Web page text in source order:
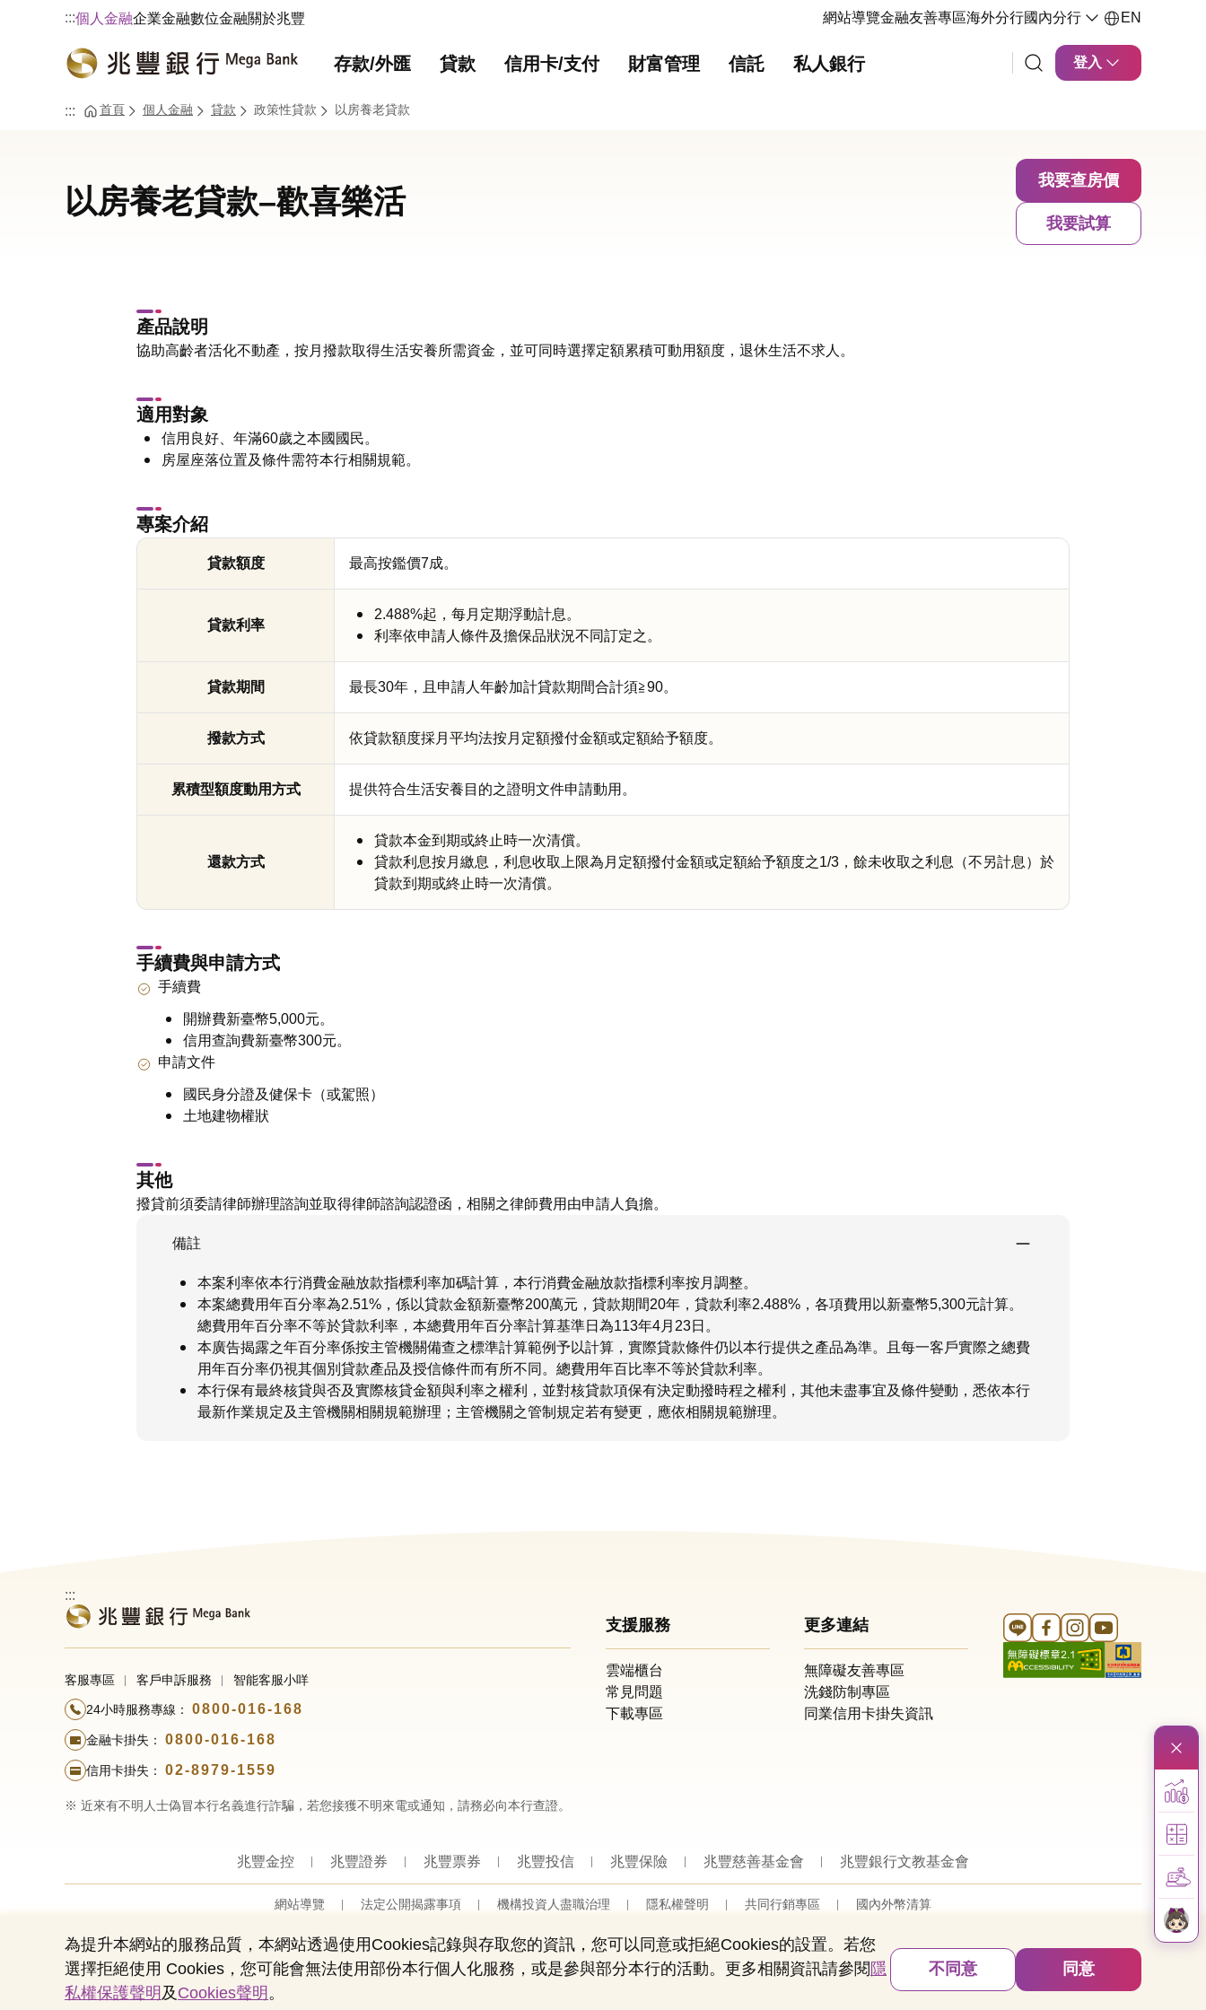
:::個人金融企業金融數位金融關於兆豐 網站導覽金融友善專區海外分行國內分行 EN
存款/外匯 貸款 信用卡/支付 財富管理 信託 私人銀行 登入
::: 首頁 個人金融 貸款 政策性貸款 以房養老貸款
以房養老貸款–歡喜樂活
我要查房價
我要試算
產品說明
協助高齡者活化不動產，按月撥款取得生活安養所需資金，並可同時選擇定額累積可動用額度，退休生活不求人。
適用對象
信用良好、年滿60歲之本國國民。
房屋座落位置及條件需符本行相關規範。
專案介紹
貸款額度 最高按鑑價7成。
貸款利率
2.488%起，每月定期浮動計息。
利率依申請人條件及擔保品狀況不同訂定之。
貸款期間 最長30年，且申請人年齡加計貸款期間合計須≧90。
撥款方式 依貸款額度採月平均法按月定額撥付金額或定額給予額度。
累積型額度動用方式 提供符合生活安養目的之證明文件申請動用。
還款方式
貸款本金到期或終止時一次清償。
貸款利息按月繳息，利息收取上限為月定額撥付金額或定額給予額度之1/3，餘未收取之利息（不另計息）於
貸款到期或終止時一次清償。
手續費與申請方式
手續費
開辦費新臺幣5,000元。
信用查詢費新臺幣300元。
申請文件
國民身分證及健保卡（或駕照）
土地建物權狀
其他
撥貸前須委請律師辦理諮詢並取得律師諮詢認證函，相關之律師費用由申請人負擔。
備註
本案利率依本行消費金融放款指標利率加碼計算，本行消費金融放款指標利率按月調整。
本案總費用年百分率為2.51%，係以貸款金額新臺幣200萬元，貸款期間20年，貸款利率2.488%，各項費用以新臺幣5,300元計算。
總費用年百分率不等於貸款利率，本總費用年百分率計算基準日為113年4月23日。
本廣告揭露之年百分率係按主管機關備查之標準計算範例予以計算，實際貸款條件仍以本行提供之產品為準。且每一客戶實際之總費
用年百分率仍視其個別貸款產品及授信條件而有所不同。總費用年百比率不等於貸款利率。
本行保有最終核貸與否及實際核貸金額與利率之權利，並對核貸款項保有決定動撥時程之權利，其他未盡事宜及條件變動，悉依本行
最新作業規定及主管機關相關規範辦理；主管機關之管制規定若有變更，應依相關規範辦理。
:::
客服專區 客戶申訴服務 智能客服小咩
24小時服務專線： 0800-016-168
金融卡掛失： 0800-016-168
信用卡掛失： 02-8979-1559
※ 近來有不明人士偽冒本行名義進行詐騙，若您接獲不明來電或通知，請務必向本行查證。
支援服務
雲端櫃台
常見問題
下載專區
更多連結
無障礙友善專區
洗錢防制專區
同業信用卡掛失資訊
Line 官方帳號
FB 官方帳號
Instagram 官方帳號
YouTube 官方帳號
兆豐金控 兆豐證券 兆豐票券 兆豐投信 兆豐保險 兆豐慈善基金會 兆豐銀行文教基金會
網站導覽 法定公開揭露事項 機構投資人盡職治理 隱私權聲明 共同行銷專區 國內外幣清算
營業人：兆豐國際商業銀行股份有限公司 營利事業統一編號：03705903
Copyright © by Mega International Commercial Bank
為提升本網站的服務品質，本網站透過使用Cookies記錄與存取您的資訊，您可以同意或拒絕Cookies的設置。若您
選擇拒絕使用 Cookies，您可能會無法使用部份本行個人化服務，或是參與部分本行的活動。更多相關資訊請參閱 隱
私權保護聲明 及 Cookies聲明 。
不同意 同意